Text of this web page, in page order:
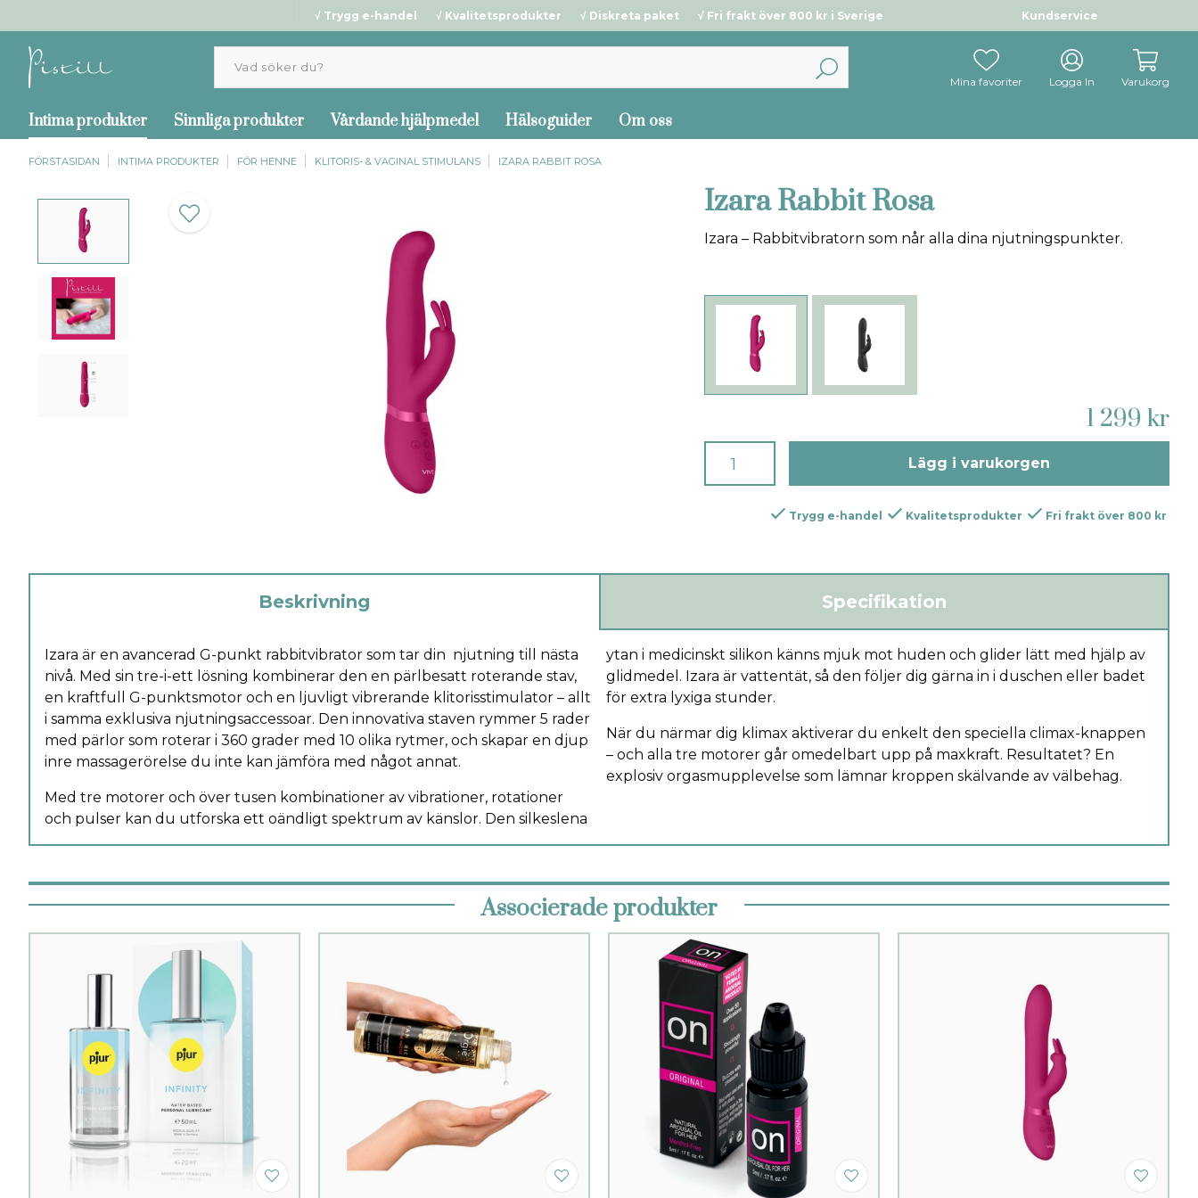
Kundservice
√ Trygg e-handel √ Kvalitetsprodukter √ Diskreta paket √ Fri frakt över 800 kr i Sverige
Mina favoriter Logga In Varukorg
Intima produkter Sinnliga produkter Vårdande hjälpmedel Hälsoguider Om oss
FÖRSTASIDAN INTIMA PRODUKTER FÖR HENNE KLITORIS- & VAGINAL STIMULANS IZARA RABBIT ROSA
Izara Rabbit Rosa
Izara – Rabbitvibratorn som når alla dina njutningspunkter.
1 299 kr
Lägg i varukorgen
Trygg e-handel Kvalitetsprodukter Fri frakt över 800 kr
Beskrivning Specifikation
Izara är en avancerad G-punkt rabbitvibrator som tar din njutning till nästa
nivå. Med sin tre-i-ett lösning kombinerar den en pärlbesatt roterande stav,
en kraftfull G-punktsmotor och en ljuvligt vibrerande klitorisstimulator – allt
i samma exklusiva njutningsaccessoar. Den innovativa staven rymmer 5 rader
med pärlor som roterar i 360 grader med 10 olika rytmer, och skapar en djup
inre massagerörelse du inte kan jämföra med något annat.
Med tre motorer och över tusen kombinationer av vibrationer, rotationer
och pulser kan du utforska ett oändligt spektrum av känslor. Den silkeslena
ytan i medicinskt silikon känns mjuk mot huden och glider lätt med hjälp av
glidmedel. Izara är vattentät, så den följer dig gärna in i duschen eller badet
för extra lyxiga stunder.
När du närmar dig klimax aktiverar du enkelt den speciella climax-knappen
– och alla tre motorer går omedelbart upp på maxkraft. Resultatet? En
explosiv orgasmupplevelse som lämnar kroppen skälvande av välbehag.
Associerade produkter